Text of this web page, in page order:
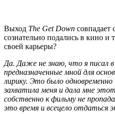
Выход The Get Down совпадает
сознательно подались в кино и
своей карьеры?
Да. Даже не знаю, что я писал в
предназначенные мной для
лирику. Это было
захватила меня и дала мне
собственно к фильму не
это время и всецело